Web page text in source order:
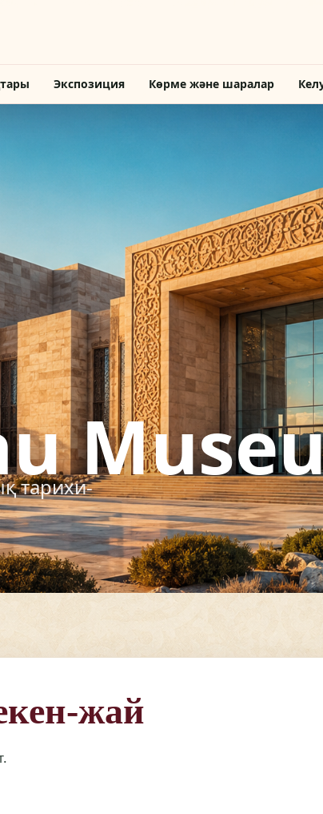
Экспозиция Көрме және шаралар
жай